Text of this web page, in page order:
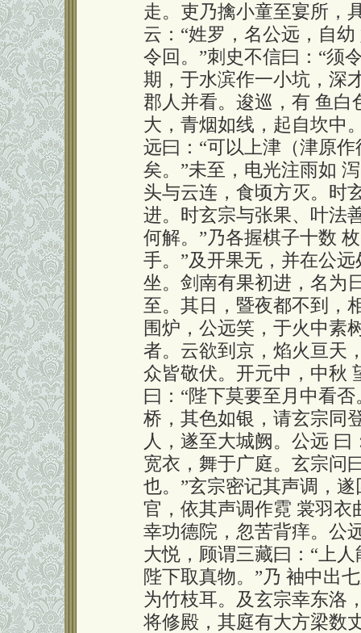
走。吏乃擒小童至宴所，
云：“姓罗，名公远，自
令回。”刺史不信曰：“须
期，于水滨作一小坑，深
郡人并看。逡巡，有 鱼
大，青烟如线，起自坎中
远曰：“可以上津（津原
矣。”未至，电光注雨如
头与云连，食顷方灭。时
进。时玄宗与张果、叶法
何解。”乃各握棋子十数
手。”及开果无，并在公
坐。剑南有果初进，名为
至。其日，暨夜都不到，
围炉，公远笑，于火中素
者。云欲到京，焰火亘天
众皆敬伏。开元中，中秋
曰：“陛下莫要至月中看
桥，其色如银，请玄宗同
人，遂至大城阙。公远
宽衣，舞于广庭。玄宗问
也。”玄宗密记其声调，
官，依其声调作霓 裳羽衣
幸功德院，忽苦背痒。公
大悦，顾谓三藏曰：“上
陛下取真物。”乃 袖中出
为竹枝耳。及玄宗幸东洛
将修殿，其庭有大方梁数